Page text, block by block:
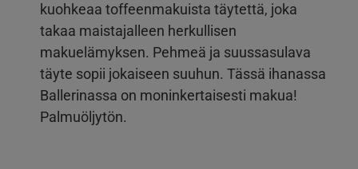
kuohkeaa toffeenmakuista täytettä, joka
takaa maistajalleen herkullisen
makuelämyksen. Pehmeä ja suussasulava
täyte sopii jokaiseen suuhun. Tässä ihanassa
Ballerinassa on moninkertaisesti makua!
Palmuöljytön.